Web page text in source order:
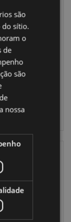
Mundo
de Fadas
RF120
em stock
são
do sítio.
o
de
são
nossa